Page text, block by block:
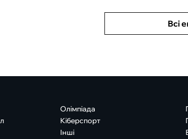
Всі
Олімпіада
Кіберспорт
Інші